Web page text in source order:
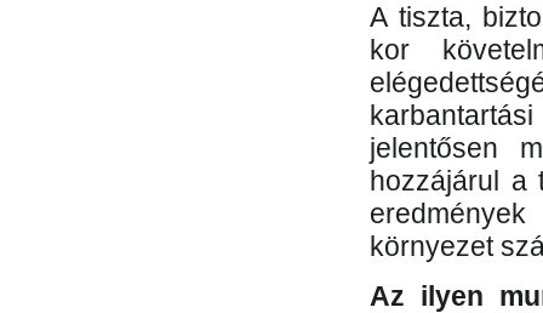
A tiszta,
kor
jelentősen
hozzájárul a
környezet
Az ilyen